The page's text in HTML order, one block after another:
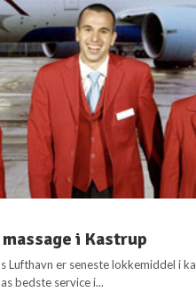
i Kastrup
Lufthavn er seneste lokkemiddel i
bedste service i...